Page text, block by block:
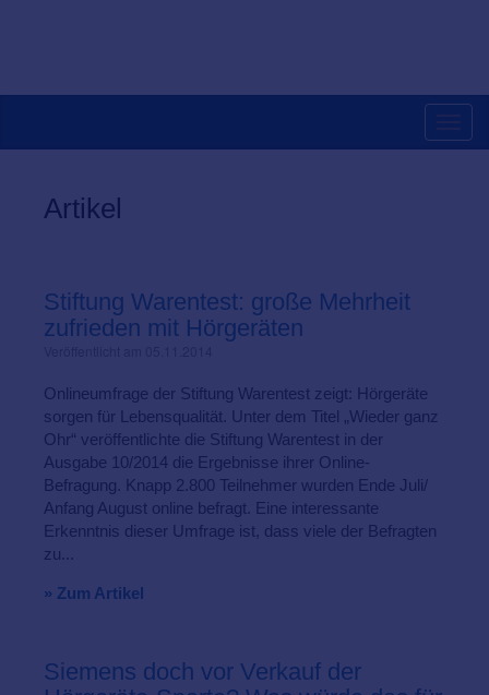
Artikel
Stiftung Warentest: große Mehrheit
zufrieden mit Hörgeräten
Onlineumfrage der Stiftung Warentest zeigt: Hörgeräte
sorgen für Lebensqualität. Unter dem Titel „Wieder ganz
Ohr“ veröffentlichte die Stiftung Warentest in der
Ausgabe 10/2014 die Ergebnisse ihrer Online-
Befragung. Knapp 2.800 Teilnehmer wurden Ende Juli/
Anfang August online befragt. Eine interessante
Erkenntnis dieser Umfrage ist, dass viele der Befragten
zu...
» Zum Artikel
Siemens doch vor Verkauf der